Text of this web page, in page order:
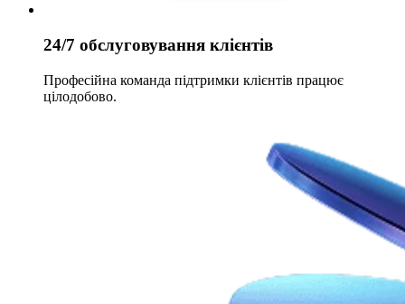
24/7 обслуговування клієнтів
Професійна команда підтримки клієнтів працює
цілодобово.